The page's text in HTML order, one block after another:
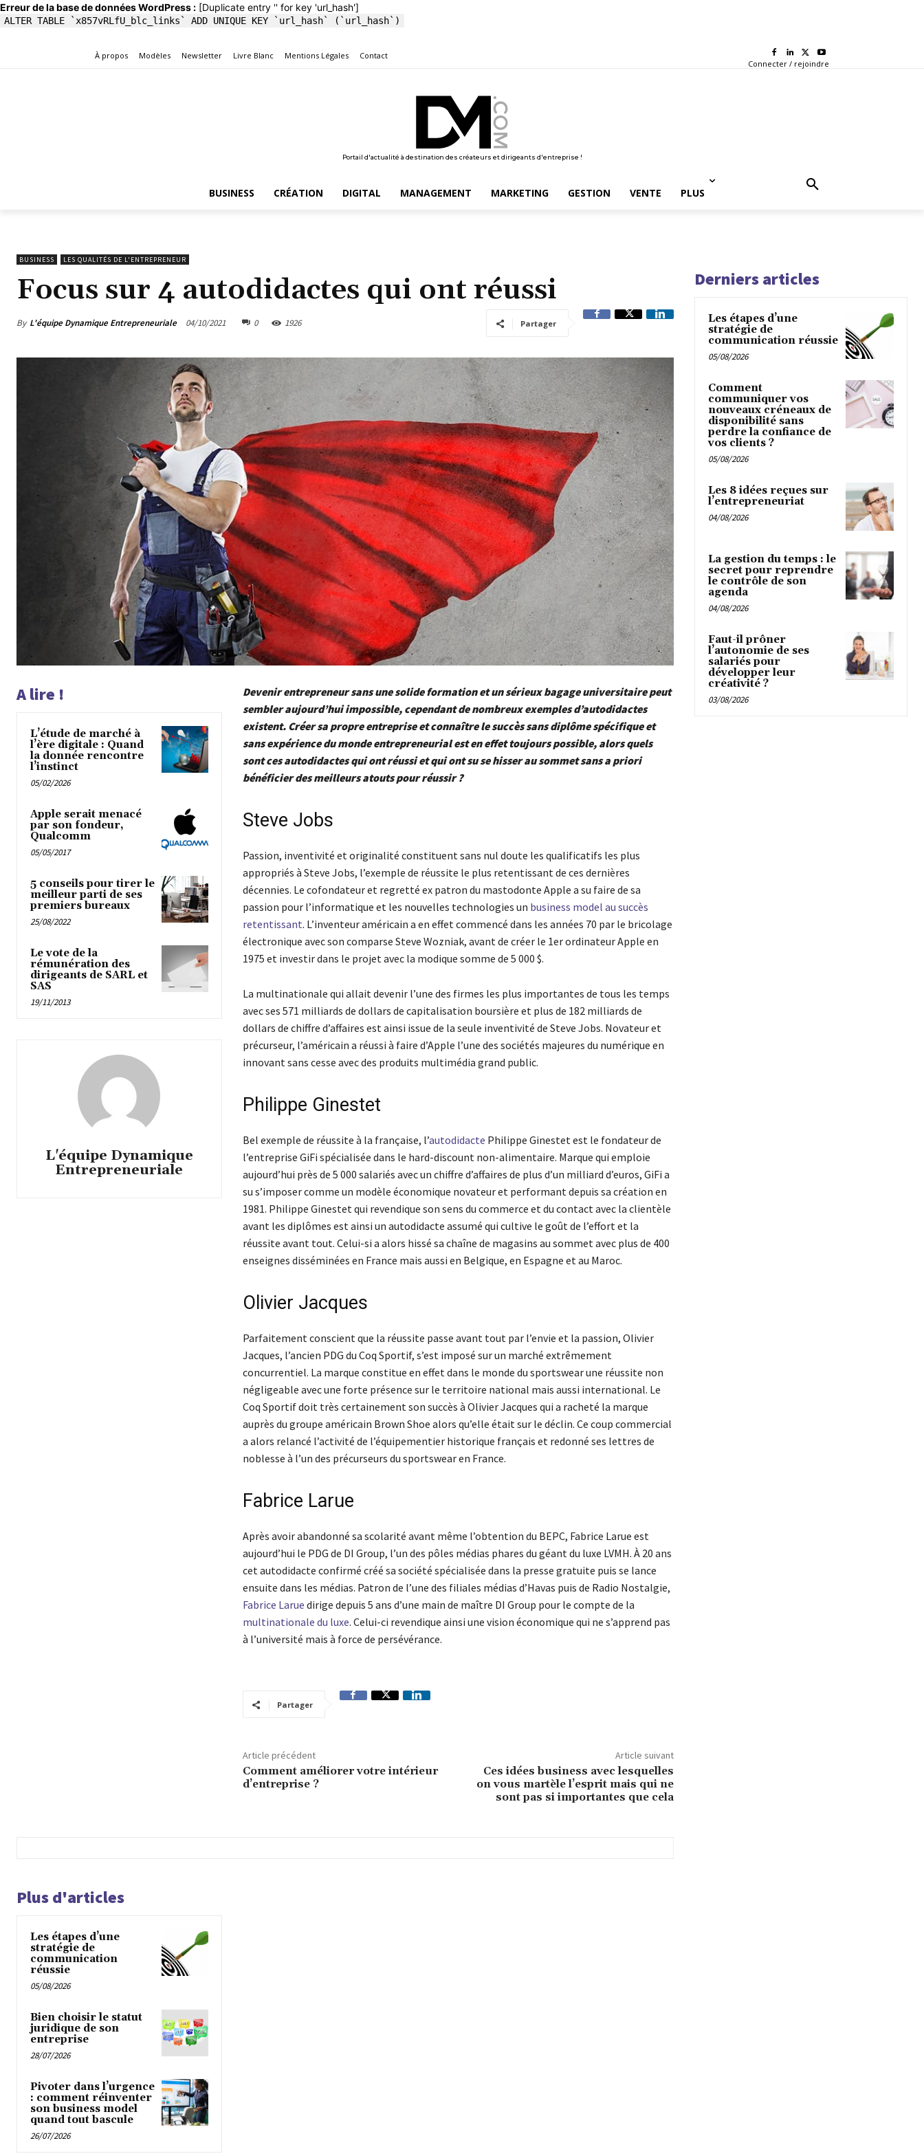
Erreur de la base de données WordPress : [Duplicate entry '' for key 'url_hash']
ALTER TABLE `x857vRLfU_blc_links` ADD UNIQUE KEY `url_hash` (`url_hash`)
À propos Modèles Newsletter Livre Blanc Mentions Légales Contact
Connecter / rejoindre
Portail d'actualité à destination des créateurs et dirigeants d'entreprise !
BUSINESS CRÉATION DIGITAL MANAGEMENT MARKETING GESTION VENTE PLUS
BUSINESS LES QUALITÉS DE L'ENTREPRENEUR
Focus sur 4 autodidactes qui ont réussi
By L'équipe Dynamique Entrepreneuriale 04/10/2021 0 1926 Partager
A lire !
L’étude de marché à
l’ère digitale : Quand
la donnée rencontre
l’instinct
05/02/2026
Apple serait menacé
par son fondeur,
Qualcomm
05/05/2017
5 conseils pour tirer le
meilleur parti de ses
premiers bureaux
25/08/2022
Le vote de la
rémunération des
dirigeants de SARL et
SAS
19/11/2013
L'équipe Dynamique
Entrepreneuriale
Devenir entrepreneur sans une solide formation et un sérieux bagage universitaire peut
sembler aujourd’hui impossible, cependant de nombreux exemples d’autodidactes
existent. Créer sa propre entreprise et connaître le succès sans diplôme spécifique et
sans expérience du monde entrepreneurial est en effet toujours possible, alors quels
sont ces autodidactes qui ont réussiet qui ont su se hisser au sommet sans a priori
bénéficier des meilleurs atouts pour réussir ?
Steve Jobs
Passion, inventivité et originalité constituent sans nul doute les qualificatifs les plus
appropriés à Steve Jobs, l’exemple de réussite le plus retentissant de ces dernières
décennies. Le cofondateur et regretté ex patron du mastodonte Apple a su faire de sa
passion pour l’informatique et les nouvelles technologies un business model au succès
retentissant. L’inventeur américain a en effet commencé dans les années 70 par le bricolage
électronique avec son comparse Steve Wozniak, avant de créer le 1er ordinateur Apple en
1975 et investir dans le projet avec la modique somme de 5 000 $.
La multinationale qui allait devenir l’une des firmes les plus importantes de tous les temps
avec ses 571 milliards de dollars de capitalisation boursière et plus de 182 milliards de
dollars de chiffre d’affaires est ainsi issue de la seule inventivité de Steve Jobs. Novateur et
précurseur, l’américain a réussi à faire d’Apple l’une des sociétés majeures du numérique en
innovant sans cesse avec des produits multimédia grand public.
Philippe Ginestet
Bel exemple de réussite à la française, l’autodidacte Philippe Ginestet est le fondateur de
l’entreprise GiFi spécialisée dans le hard-discount non-alimentaire. Marque qui emploie
aujourd’hui près de 5 000 salariés avec un chiffre d’affaires de plus d’un milliard d’euros, GiFi a
su s’imposer comme un modèle économique novateur et performant depuis sa création en
1981. Philippe Ginestet qui revendique son sens du commerce et du contact avec la clientèle
avant les diplômes est ainsi un autodidacte assumé qui cultive le goût de l’effort et la
réussite avant tout. Celui-si a alors hissé sa chaîne de magasins au sommet avec plus de 400
enseignes disséminées en France mais aussi en Belgique, en Espagne et au Maroc.
Olivier Jacques
Parfaitement conscient que la réussite passe avant tout par l’envie et la passion, Olivier
Jacques, l’ancien PDG du Coq Sportif, s’est imposé sur un marché extrêmement
concurrentiel. La marque constitue en effet dans le monde du sportswear une réussite non
négligeable avec une forte présence sur le territoire national mais aussi international. Le
Coq Sportif doit très certainement son succès à Olivier Jacques qui a racheté la marque
auprès du groupe américain Brown Shoe alors qu’elle était sur le déclin. Ce coup commercial
a alors relancé l’activité de l’équipementier historique français et redonné ses lettres de
noblesse à l’un des précurseurs du sportswear en France.
Fabrice Larue
Après avoir abandonné sa scolarité avant même l’obtention du BEPC, Fabrice Larue est
aujourd’hui le PDG de DI Group, l’un des pôles médias phares du géant du luxe LVMH. À 20 ans
cet autodidacte confirmé créé sa société spécialisée dans la presse gratuite puis se lance
ensuite dans les médias. Patron de l’une des filiales médias d’Havas puis de Radio Nostalgie,
Fabrice Larue dirige depuis 5 ans d’une main de maître DI Group pour le compte de la
multinationale du luxe. Celui-ci revendique ainsi une vision économique qui ne s’apprend pas
à l’université mais à force de persévérance.
Partager
Article précédent
Comment améliorer votre intérieur
d’entreprise ?
Article suivant
Ces idées business avec lesquelles
on vous martèle l’esprit mais qui ne
sont pas si importantes que cela
Plus d'articles
Les étapes d’une
stratégie de
communication
réussie
05/08/2026
Bien choisir le statut
juridique de son
entreprise
28/07/2026
Pivoter dans l’urgence
: comment réinventer
son business model
quand tout bascule
26/07/2026
Derniers articles
Les étapes d’une
stratégie de
communication réussie
05/08/2026
Comment
communiquer vos
nouveaux créneaux de
disponibilité sans
perdre la confiance de
vos clients ?
05/08/2026
Les 8 idées reçues sur
l’entrepreneuriat
04/08/2026
La gestion du temps : le
secret pour reprendre
le contrôle de son
agenda
04/08/2026
Faut-il prôner
l’autonomie de ses
salariés pour
développer leur
créativité ?
03/08/2026